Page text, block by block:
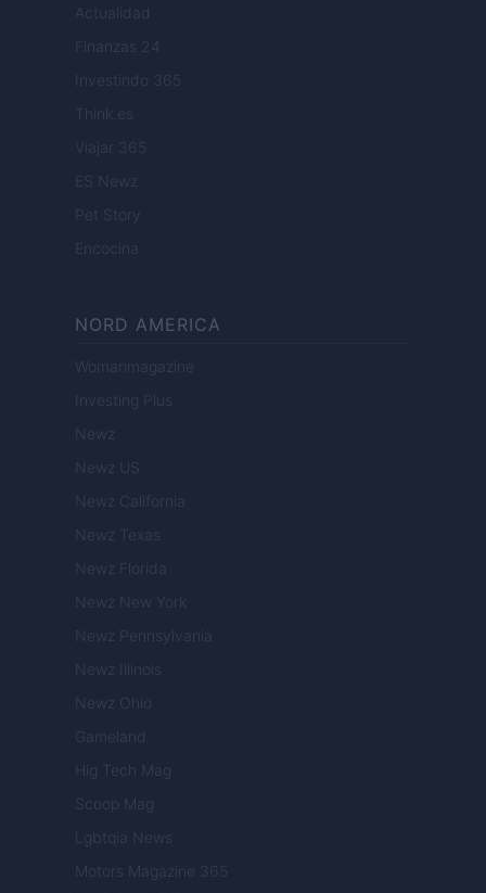
Actualidad
Finanzas 24
Investindo 365
Think.es
Viajar 365
ES Newz
Pet Story
Encocina
NORD AMERICA
Womanmagazine
Investing Plus
Newz
Newz US
Newz California
Newz Texas
Newz Florida
Newz New York
Newz Pennsylvania
Newz Illinois
Newz Ohio
Gameland
Hig Tech Mag
Scoop Mag
Lgbtqia News
Motors Magazine 365